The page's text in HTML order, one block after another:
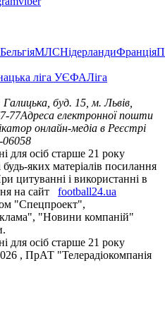
БельгіяМЛСНідерландиФранція
ліга УЄФАЛіга
Галицька, буд. 15, м. Львів,
77Адреса електронної пошти
онлайн-медіа в Реєстрі
06058
для осіб старше 21 року
яких матеріалів посилання
цитуванні і використанні в
на сайт
football24.ua
"Спецпроект",
"Новини компаній"
для осіб старше 21 року
, ПрАТ "Телерадіокомпанія